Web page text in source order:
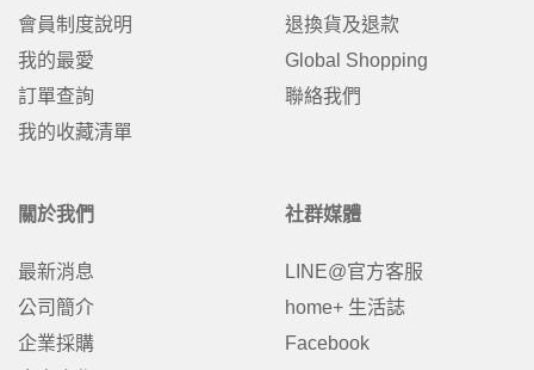
會員制度說明
我的最愛
訂單查詢
我的收藏清單
退換貨及退款
Global Shopping
聯絡我們
關於我們
最新消息
公司簡介
企業採購
社群媒體
LINE@官方客服
home+ 生活誌
Facebook